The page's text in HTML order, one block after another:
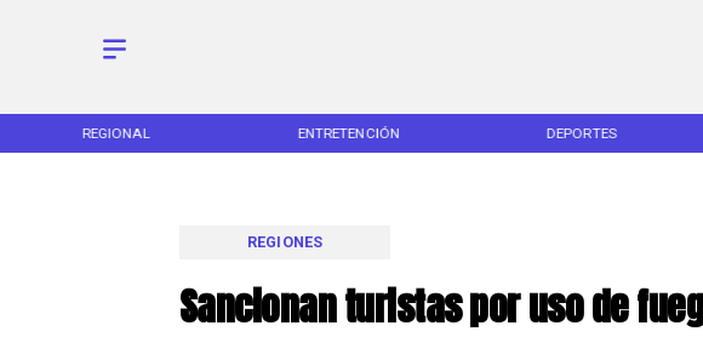
REGIONAL ENTRETENCIÓN DEPORTES
Sancionan turistas por uso de
REGIONES